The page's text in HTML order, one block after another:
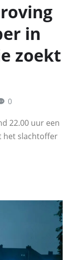
in
zoekt
0
22.00 uur een
het slachtoffer